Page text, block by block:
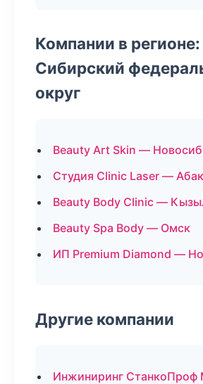
Компании в регионе:
Сибирский
округ
Beauty Art Skin —
Студия Clinic Laser —
Beauty Body Clinic —
Beauty Spa Body — Омск
ИП Premium Diamond —
Другие компании
Инжиниринг СтанкоПроф